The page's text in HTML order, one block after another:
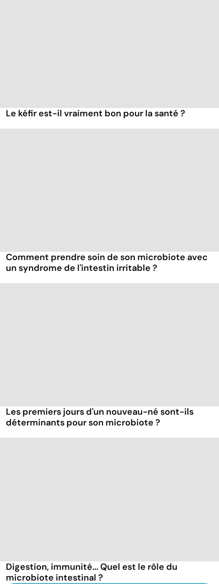
Le kéfir est-il vraiment bon pour la santé ?
Comment prendre soin de son microbiote avec
un syndrome de l'intestin irritable ?
Les premiers jours d'un nouveau-né sont-ils
déterminants pour son microbiote ?
Digestion, immunité... Quel est le rôle du
microbiote intestinal ?